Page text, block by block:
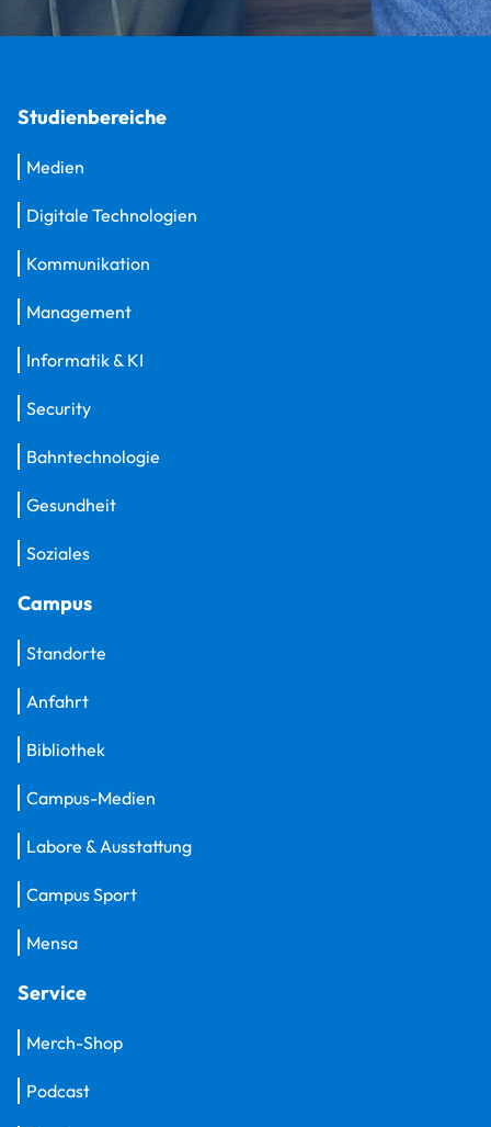
Studienbereiche
Medien
Digitale Technologien
Kommunikation
Management
Informatik & KI
Security
Bahntechnologie
Gesundheit
Soziales
Campus
Standorte
Anfahrt
Bibliothek
Campus-Medien
Labore & Ausstattung
Campus Sport
Mensa
Service
Merch-Shop
Podcast